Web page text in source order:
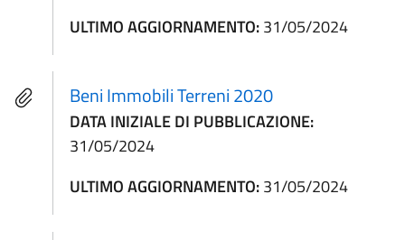
ULTIMO AGGIORNAMENTO:31/05/2024
Beni Immobili Terreni 2020
DATA INIZIALE DI PUBBLICAZIONE:
31/05/2024
ULTIMO AGGIORNAMENTO:31/05/2024